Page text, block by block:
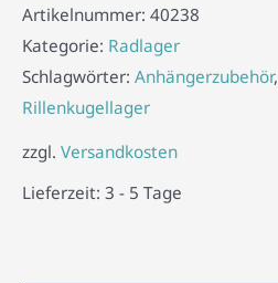
Artikelnummer: 40238
Kategorie: Radlager
Schlagwörter: Anhängerzubehör,
Rillenkugellager
zzgl. Versandkosten
Lieferzeit: 3 - 5 Tage